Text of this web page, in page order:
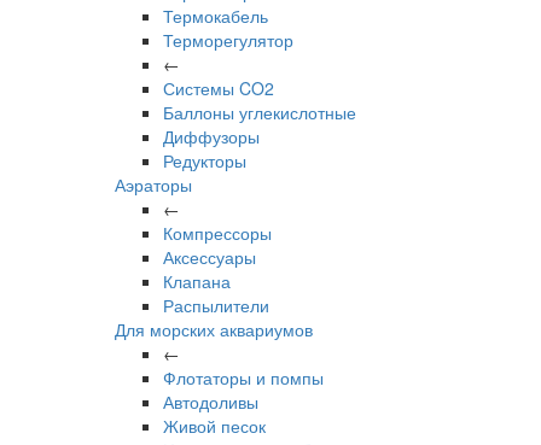
Термокабель
Терморегулятор
←
Системы CO2
Баллоны углекислотные
Диффузоры
Редукторы
Аэраторы
←
Компрессоры
Аксессуары
Клапана
Распылители
Для морских аквариумов
←
Флотаторы и помпы
Автодоливы
Живой песок